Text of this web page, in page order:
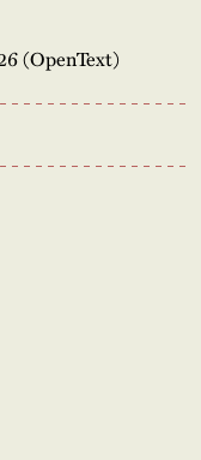
(OpenText)